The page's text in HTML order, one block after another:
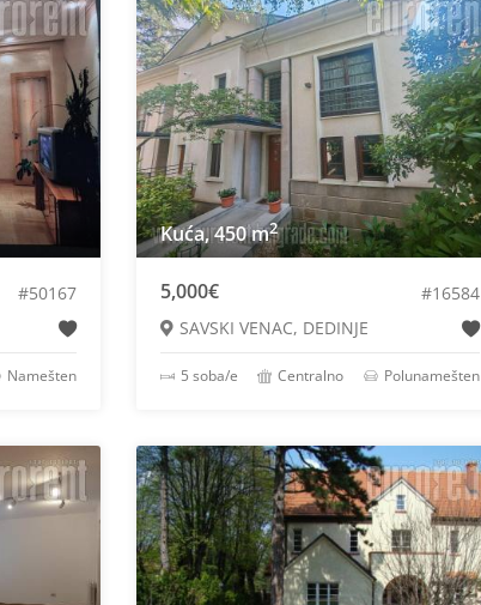
#50167
Namešten
Kuća, 450 m2
5,000€
#16584
SAVSKI VENAC, DEDINJE
5 soba/e Centralno Polunamešten